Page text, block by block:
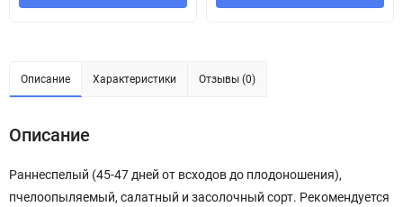
Описание Характеристики Отзывы (0)
Описание
Раннеспелый (45-47 дней от всходов до плодоношения),
пчелоопыляемый, салатный и засолочный сорт. Рекомендуется